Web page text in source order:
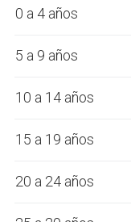
0 a 4 años
5 a 9 años
10 a 14 años
15 a 19 años
20 a 24 años